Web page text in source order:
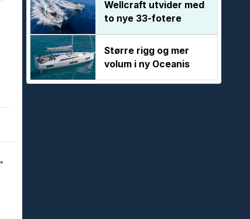
Wellcraft utvider med
to nye 33-fotere
Større rigg og mer
volum i ny Oceanis